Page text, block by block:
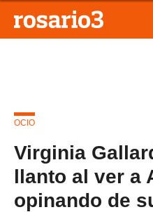
OCIO
Virginia
llanto al ver a
opinando de